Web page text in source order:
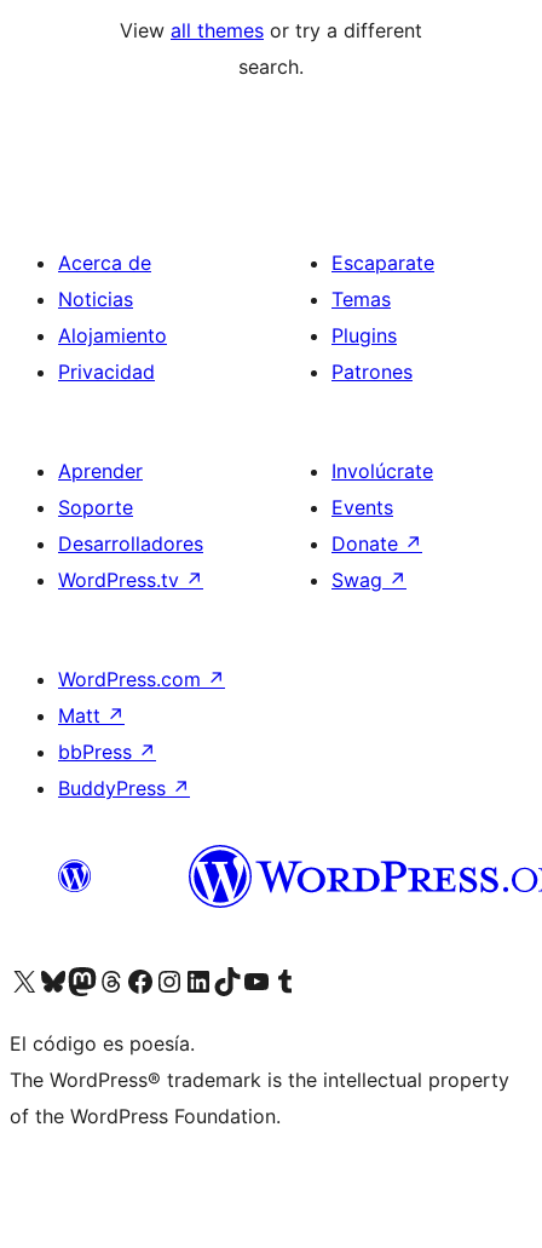
View all themes or try a different
search.
Acerca de
Noticias
Alojamiento
Privacidad
Escaparate
Temas
Plugins
Patrones
Aprender
Soporte
Desarrolladores
WordPress.tv ↗
Involúcrate
Events
Donate ↗
Swag ↗
WordPress.com ↗
Matt ↗
bbPress ↗
BuddyPress ↗
Visit our X (formerly Twitter) account
Visit our Bluesky account
Visit our Mastodon account
Visit our Threads account
Visita nuestra página de Facebook
Visita nuestra cuenta de Instagram
Visita nuestra cuenta de LinkedIn
Visit our TikTok account
Visita nuestro canal de YouTube
Visit our Tumblr account
El código es poesía.
The WordPress® trademark is the intellectual property
of the WordPress Foundation.